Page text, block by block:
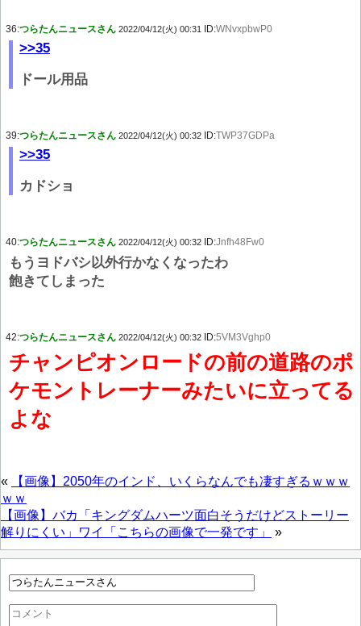
36:つらたんニュースさん 2022/04/12(火) 00:31 ID:WNvxpbwP0
>>35
ドール用品
39:つらたんニュースさん 2022/04/12(火) 00:32 ID:TWP37GDPa
>>35
カドショ
40:つらたんニュースさん 2022/04/12(火) 00:32 ID:Jnfh48Fw0
もうヨドバシ以外行かなくなったわ
飽きてしまった
42:つらたんニュースさん 2022/04/12(火) 00:32 ID:5VM3Vghp0
チャンピオンロードの前の道路のポ
ケモントレーナーみたいに立ってる
よな
«
【画像】2050年のインド、いくらなんでも凄すぎるｗｗｗ
ｗｗ
【画像】バカ「キングダムハーツ面白そうだけどストーリー
解りにくい」ワイ「こちらの画像で一発です」
»